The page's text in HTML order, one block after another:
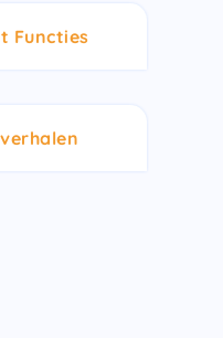
Functies